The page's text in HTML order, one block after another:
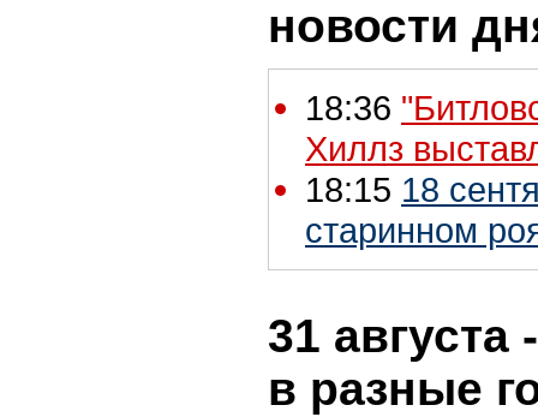
новости
18:36
Хиллз
18:15 18
старинном
31 августа
в разные